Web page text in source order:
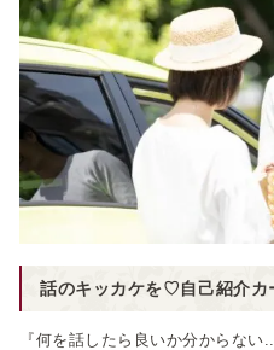
話のキッカケを♡自己紹介カ
『何を話したら良いか分からない..